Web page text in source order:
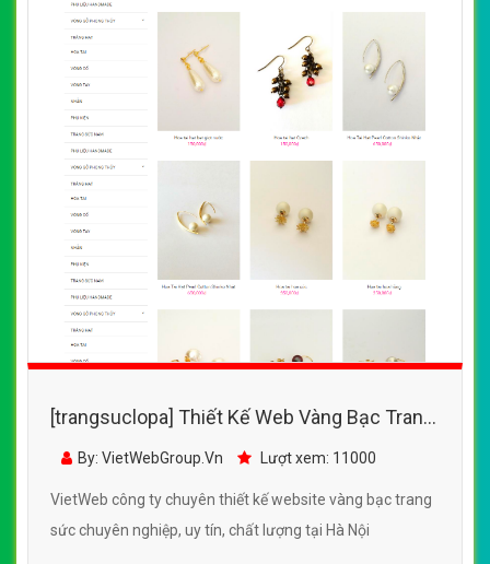
[trangsuclopa] Thiết Kế Web Vàng Bạc Trang
Sức Kết Hạt đẹp SEO nhanh hiệu quả
By: VietWebGroup.Vn Lượt xem: 11000
VietWeb công ty chuyên thiết kế website vàng bạc trang
sức chuyên nghiệp, uy tín, chất lượng tại Hà Nội